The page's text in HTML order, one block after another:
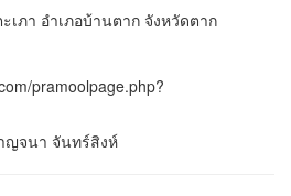
เภา อำเภอบ้านตาก จังหวัดตาก
pramoolpage.php?
ญจนา จันทร์สิงห์